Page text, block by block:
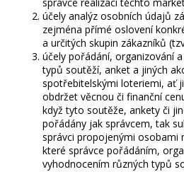
účely analýz osobních údajů
zejména přímé oslovení
a určitých skupin zákazníků
účely pořádání, organizování
typů soutěží, anket a jiných
spotřebitelskými loteriemi, ať
obdržet věcnou či finanční
když tyto soutěže, ankety či
pořádány jak správcem, tak
správci propojenými osobami
které správce pořádáním,
vyhodnocením různých typů
HLEDAT